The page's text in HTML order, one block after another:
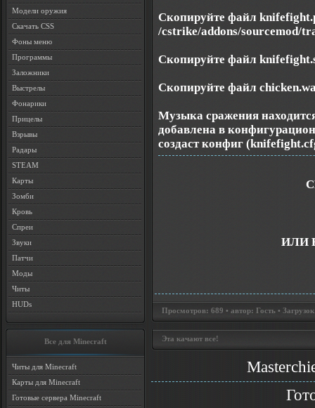
Модели оружия
Скачать CSS
Фоны меню
Программы
Заложники
Выстрелы
Фонарики
Прицелы
Взрывы
Радары
STEAM
Карты
Зомби
Кровь
Спреи
Звуки
Патчи
Моды
Читы
HUDs
Все для Minecraft
Читы для Minecraft
Карты для Minecraft
Готовые сервера Minecraft
Скопируйте файл
/cstrike/addons/sourcemod/
Скопируйте файл
Скопируйте файл
Музыка сражения
добавлена в
создаст конфиг
ИЛИ
Просмотров: 689 • автор: Гость •
Эта качают все!